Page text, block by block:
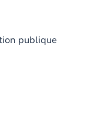
publique